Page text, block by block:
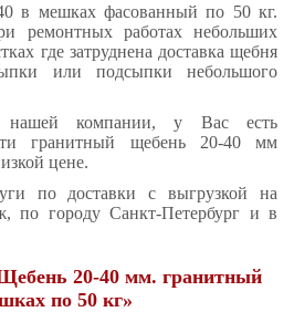
в мешках фасованный по 50 кг.
ремонтных работах небольших
где затруднена доставка щебня
или подсыпки небольшого
нашей компании, у Вас есть
гранитный щебень 20-40 мм
цене.
по доставки с выгрузкой на
по городу Санкт-Петербург и в
20-40 мм. гранитный
по 50 кг»